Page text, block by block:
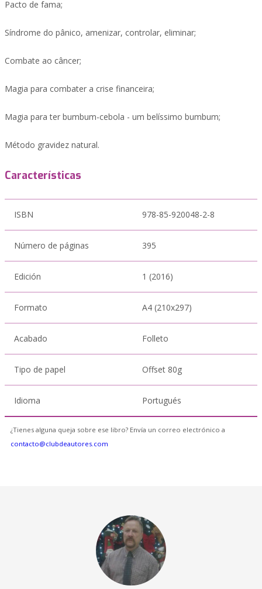
Pacto de fama;
Síndrome do pânico, amenizar, controlar, eliminar;
Combate ao câncer;
Magia para combater a crise financeira;
Magia para ter bumbum-cebola - um belíssimo bumbum;
Método gravidez natural.
Características
ISBN 978-85-920048-2-8
Número de páginas 395
Edición 1 (2016)
Formato A4 (210x297)
Acabado Folleto
Tipo de papel Offset 80g
Idioma Portugués
¿Tienes alguna queja sobre ese libro? Envía un correo electrónico a
contacto@clubdeautores.com